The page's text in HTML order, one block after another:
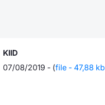
KIID
07/08/2019 - (file - 47,88 kb